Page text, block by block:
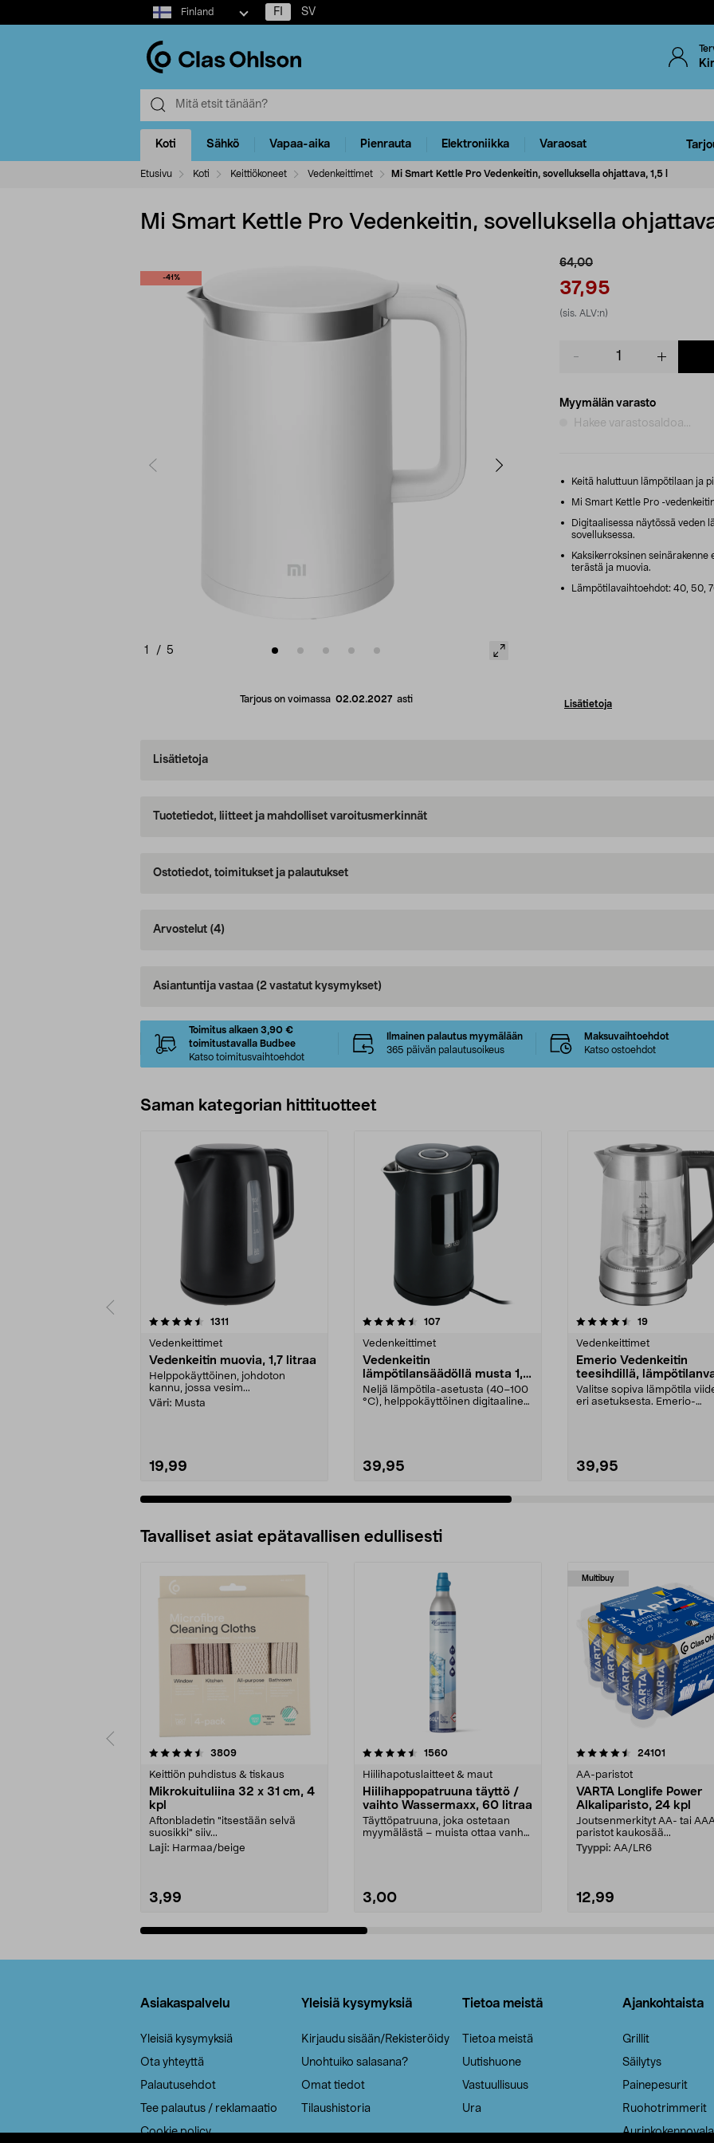
Select
market
Finland FI SV
Koti Sähkö Vapaa-aika Pienrauta Elektroniikka Varaosat
Etusivu Koti Keittiökoneet Vedenkeittimet Mi Smart Kettle Pro Vedenkeitin, sovelluksella ohjattava, 1,5 l
Mi Smart Kettle Pro Vedenkeitin, sovelluksella ohjattava,
-41%
1 / 5
Tarjous on voimassa 02.02.2027asti
64,00
37,95
(sis. ALV:n)
Myymälän varasto
Hakee varastosaldoa...
Keitä haluttuun lämpötilaan ja
Mi Smart Kettle Pro -
Digitaalisessa näytössä veden
sovelluksessa.
Kaksikerroksinen
terästä ja muovia.
Lämpötilavaihtoehdot: 40, 50,
Lisätietoja
Lisätietoja
Tuotetiedot, liitteet ja mahdolliset varoitusmerkinnät
Ostotiedot, toimitukset ja palautukset
Arvostelut (4)
Asiantuntija vastaa (2 vastatut kysymykset)
Toimitus alkaen 3,90 €
toimitustavalla Budbee
Katso toimitusvaihtoehdot
Ilmainen palautus myymälään
365 päivän palautusoikeus
Maksuvaihtoehdot
Katso ostoehdot
Saman kategorian hittituotteet
1311
Vedenkeittimet
Vedenkeitin muovia, 1,7 litraa
Helppokäyttöinen, johdoton
kannu, jossa vesim...
Väri: Musta
19,99
4.5 viidestä
107arvostelut
Vedenkeittimet
Vedenkeitin
lämpötilansäädöllä musta 1,5
lNeljä lämpötila-asetusta (40–100
°C), helppokäyttöinen digitaalinen
39,95
4.5 viidestä
19arvostelut
Vedenkeittimet
Emerio Vedenkeitin
teesihdillä,
1,7 l WK-122730
Valitse sopiva lämpötila
eri asetuksesta. Emerio-
39,95
4.5 viidestä
Tavalliset asiat epätavallisen edullisesti
3809arvostelut
Keittiön puhdistus & tiskaus
Mikrokuituliina 32 x 31 cm, 4
kpl
Aftonbladetin "itsestään selvä
suosikki" siiv...
Laji: Harmaa/beige
3,99
4.5viidestä
1560arvostelut
Hiilihapotuslaitteet & maut
Hiilihappopatruuna täyttö /
vaihto Wassermaxx, 60 litraa
Täyttöpatruuna, joka ostetaan
myymälästä – muista ottaa vanha
3,00
Multibuy
4.5viidestä
24101
AA-paristot
VARTA Longlife Power
Alkaliparisto, 24 kpl
Joutsenmerkityt AA- tai
paristot kaukosää...
Tyyppi: AA/LR6
12,99
4.5viidestä
Asiakaspalvelu
Yleisiä kysymyksiä
Ota yhteyttä
Palautusehdot
Tee palautus / reklamaatio
Cookie policy
Yleisiä kysymyksiä
Kirjaudu sisään/Rekisteröidy
Unohtuiko salasana?
Omat tiedot
Tilaushistoria
Tietoa meistä
Tietoa meistä
Uutishuone
Vastuullisuus
Ura
Ajankohtaista
Grillit
Säilytys
Painepesurit
Ruohotrimmerit